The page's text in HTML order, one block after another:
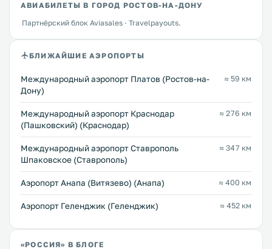
АВИАБИЛЕТЫ В ГОРОД РОСТОВ-НА-ДОНУ
Партнёрский блок Aviasales · Travelpayouts.
БЛИЖАЙШИЕ АЭРОПОРТЫ
Международный аэропорт Платов (Ростов-на-
Дону)
≈ 59 км
Международный аэропорт Краснодар
(Пашковский) (Краснодар)
≈ 276 км
Международный аэропорт Ставрополь
Шпаковское (Ставрополь)
≈ 347 км
Аэропорт Анапа (Витязево) (Анапа) ≈ 400 км
Аэропорт Геленджик (Геленджик) ≈ 452 км
«РОССИЯ» В БЛОГЕ